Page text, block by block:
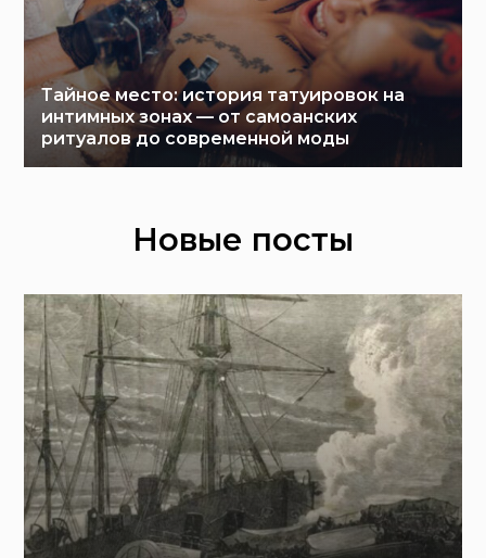
Тайное место: история татуировок на
интимных зонах — от самоанских
ритуалов до современной моды
Новые посты